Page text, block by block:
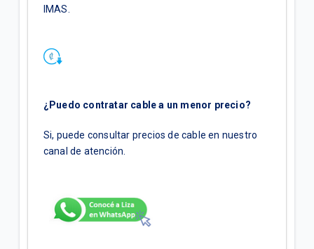
IMAS.
¿Puedo contratar cable a un menor precio?
Si, puede consultar precios de cable en nuestro
canal de atención.